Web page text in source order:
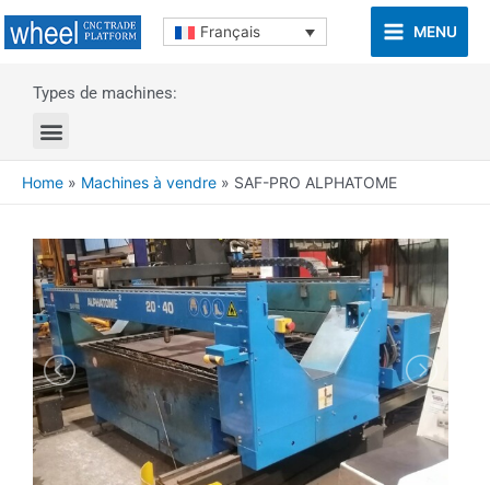
Français MENU
Types de machines:
Home » Machines à vendre » SAF-PRO ALPHATOME